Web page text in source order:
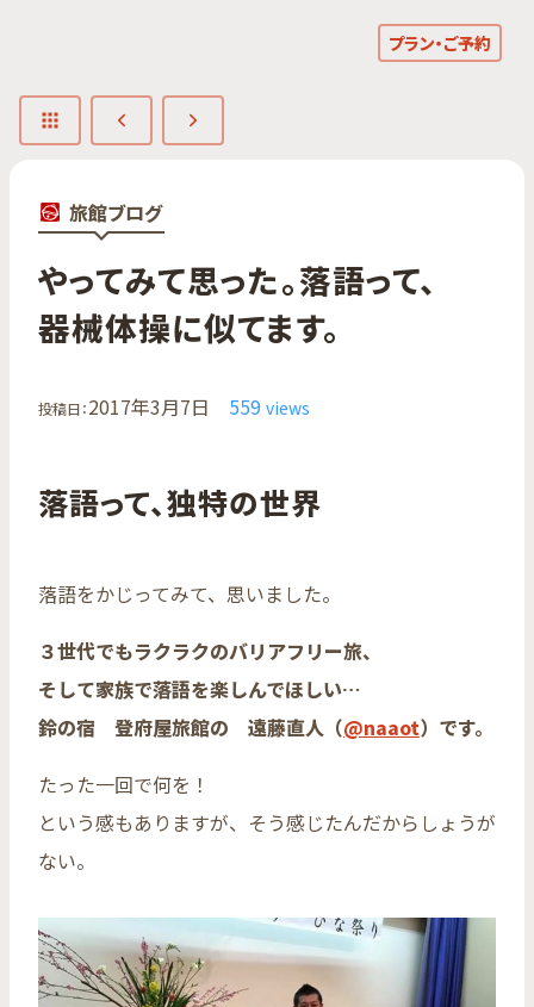
プラン・ご予約
旅館ブログ
やってみて​思った。​落語って、​
器械体操に​似てます。
投稿日：2017年3月7日 559 views
落語って、独特の世界
落語をかじってみて、思いました。
３世代でもラクラクのバリアフリー旅、
そして家族で落語を楽しんでほしい…
鈴の宿 登府屋旅館の 遠藤直人（@naaot）です。
たった一回で何を！
という感もありますが、そう感じたんだからしょうが
ない。